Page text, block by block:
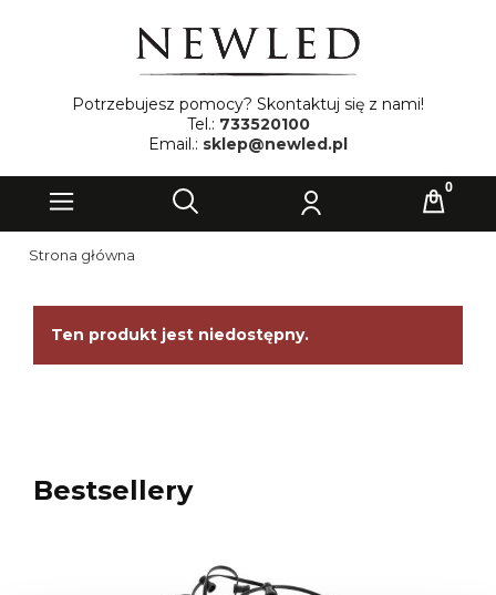
Potrzebujesz pomocy? Skontaktuj się z nami!
Tel.: 733520100
Email.: sklep@newled.pl
Strona główna
Ten produkt jest niedostępny.
Bestsellery